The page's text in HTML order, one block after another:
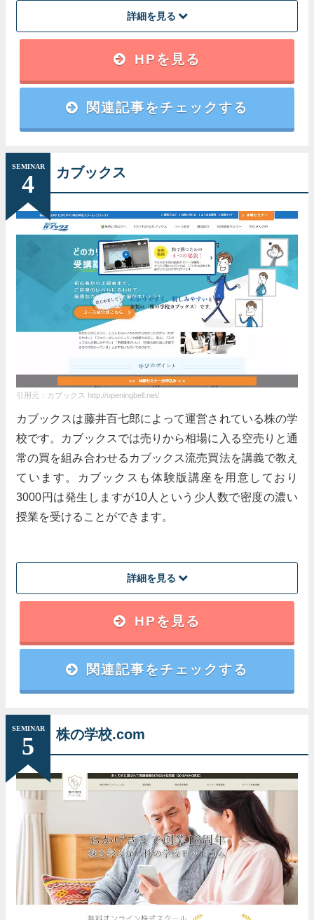
詳細を見る
代表や元生徒の現役トレーダーが担当
講座内容
受講料
無料
開催場所
オンライン
解るまで徹底して教えてくれる！
興味がある方にお勧めしたいと思いますね。123の
生徒さんで、女性も、前よりビックリする程増えま
したし。私の周りにはまだそういう女性が少ないの
で、もし興味のある方や、やりたい方に出会った
ら、お勧めしたいですね★お勧めポイントは、解る
身が理解できるまで、教えてくれる所が良いで
す・・！
とても親切で初心者でもわかりやすく
て安心！
に関しては、まあまあと言った感じ。初心者だった
ので心配だったが、全然わかりやすくて安心した。
HPを見る
関連記事をチェックする
SEMINAR
4 カブックス
引用元：カブックス http://openingbell.net/
カブックスは藤井百七郎によって運営されている株の学
校です。カブックスでは売りから相場に入る空売りと通
常の買を組み合わせるカブックス流売買法を講義で教え
ています。カブックスも体験版講座を用意しており
3000円は発生しますが10人という少人数で密度の濃い
授業を受けることができます。
詳細を見る
カブックス流投資手法で利益を出している個人投資家が担当
講座内容
形式でレクチャー
受講料
3000円
開催場所
全国主要都市
表層的な解説ではなく、プロセスまで
しっかり教えてもらえる！
HPを見る
関連記事をチェックする
SEMINAR
5 株の学校.com